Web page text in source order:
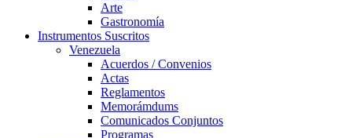
Arte
Gastronomía
Instrumentos Suscritos
Venezuela
Acuerdos / Convenios
Actas
Reglamentos
Memorámdums
Comunicados Conjuntos
Programas